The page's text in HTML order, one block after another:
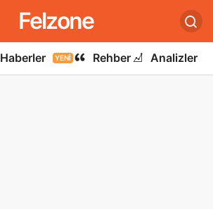
Felzone
Haberler YENI Rehber Analizler